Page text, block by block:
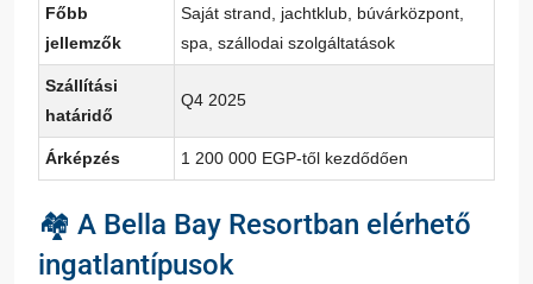
Főbb
jellemzők
Saját strand, jachtklub, búvárközpont,
spa, szállodai szolgáltatások
Szállítási
határidő
Q4 2025
Árképzés 1 200 000 EGP-től kezdődően
🏘️ A Bella Bay Resortban elérhető
ingatlantípusok